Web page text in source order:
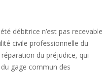
débitrice n’est pas recevable
civile professionnelle du
du préjudice, qui
gage commun des